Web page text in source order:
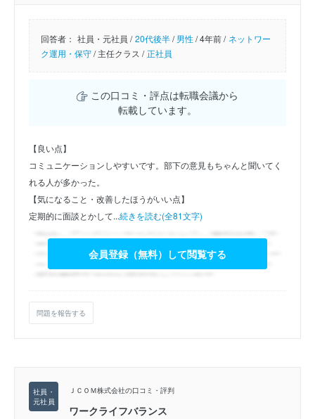
回答者： 社員・元社員 / 20代後半/男性/4年前 / ネットワー
ク運用・保守/主任クラス / 正社員
この口コミ・評点は転職会議から
転載しています。
【良い点】
コミュニケーションしやすいです。部下の意見もちゃんと聞いてく
れる人が多かった。
【気になること・改善したほうがいい点】
定期的に面談とかして...続きを読む(全81文字)
会員登録（無料）して閲覧する
問題を報告する
ＪＣＯＭ株式会社の口コミ・評判
ワークライフバランス